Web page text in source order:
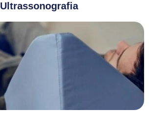
Ultrassonografia